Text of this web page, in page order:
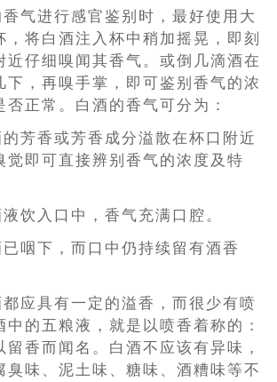
气进行感官鉴别时，最好使用大
，将白酒注入杯中稍加摇晃，即刻
近仔细嗅闻其香气。或倒几滴酒在
下，再嗅手掌，即可鉴别香气的浓
正常。白酒的香气可分为：
芳香或芳香成分溢散在杯口附近
觉即可直接辨别香气的浓度及特
饮入口中，香气充满口腔。
咽下，而口中仍持续留有酒香
应具有一定的溢香，而很少有喷
中的五粮液，就是以喷香着称的：
留香而闻名。白酒不应该有异味，
臭味、泥土味、糖味、酒糟味等不